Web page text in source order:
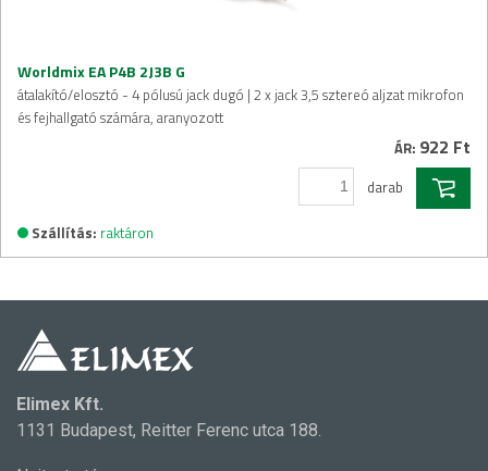
Worldmix EA P4B 2J3B G
átalakító/elosztó - 4 pólusú jack dugó | 2 x jack 3,5 sztereó aljzat mikrofon
és fejhallgató számára, aranyozott
ÁR: 922 Ft
darab
Szállítás: raktáron
Elimex Kft.
1131 Budapest, Reitter Ferenc utca 188.